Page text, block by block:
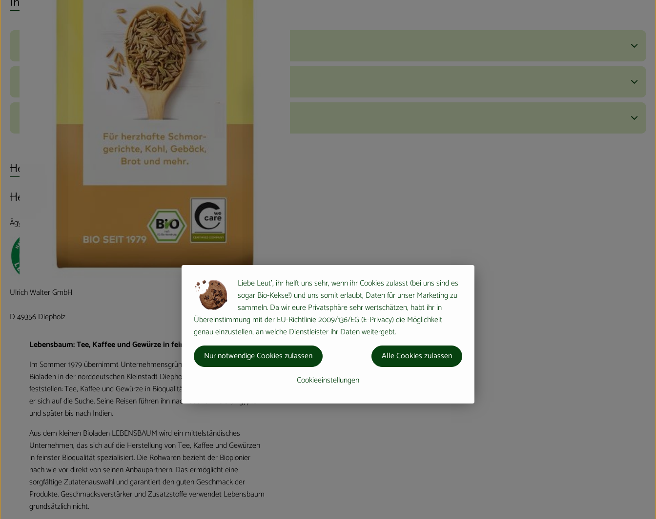
Produktinformationen
Herkunft
Hersteller: LEBENSBAUM
Ägypten
Ulrich Walter GmbH
D 49356 Diepholz
Lebensbaum: Tee, Kaffee und Gewürze in feinster Bioqualität
Im Sommer 1979 übernimmt Unternehmensgründer Ulrich Walter einen
Bioladen in der norddeutschen Kleinstadt Diepholz. Schnell muss er
feststellen: Tee, Kaffee und Gewürze in Bioqualität gibt es nicht. Also macht
er sich auf die Suche. Seine Reisen führen ihn nach Südfrankreich, Ägypten
und später bis nach Indien.
Aus dem kleinen Bioladen LEBENSBAUM wird ein mittelständisches
Unternehmen, das sich auf die Herstellung von Tee, Kaffee und Gewürzen
in feinster Bioqualität spezialisiert. Die Rohwaren bezieht der Biopionier
nach wie vor direkt von seinen Anbaupartnern. Das ermöglicht eine
sorgfältige Zutatenauswahl und garantiert den guten Geschmack der
Produkte. Geschmacksverstärker und Zusatzstoffe verwendet Lebensbaum
grundsätzlich nicht.
Liebe Leut', ihr helft uns sehr, wenn ihr Cookies zulasst (bei uns sind es
sogar Bio-Kekse!) und uns somit erlaubt, Daten für unser Marketing zu
sammeln. Da wir eure Privatsphäre sehr wertschätzen, habt ihr in
Übereinstimmung mit der EU-Richtlinie 2009/136/EG (E-Privacy) die Möglichkeit
genau einzustellen, an welche Dienstleister ihr Daten weitergebt.
Cookieeinstellungen
Nur notwendige Cookies zulassen Alle Cookies zulassen